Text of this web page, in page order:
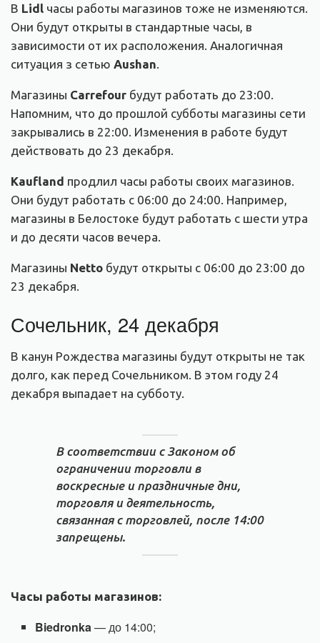
В Lidl часы работы магазинов тоже не изменяются.
Они будут открыты в стандартные часы, в
зависимости от их расположения. Аналогичная
ситуация з сетью Aushan.
Магазины Carrefour будут работать до 23:00.
Напомним, что до прошлой субботы магазины сети
закрывались в 22:00. Изменения в работе будут
действовать до 23 декабря.
Kaufland продлил часы работы своих магазинов.
Они будут работать с 06:00 до 24:00. Например,
магазины в Белостоке будут работать с шести утра
и до десяти часов вечера.
Магазины Netto будут открыты с 06:00 до 23:00 до
23 декабря.
Сочельник, 24 декабря
В канун Рождества магазины будут открыты не так
долго, как перед Сочельником. В этом году 24
декабря выпадает на субботу.
В соответствии с Законом об
ограничении торговли в
воскресные и праздничные дни,
торговля и деятельность,
связанная с торговлей, после 14:00
запрещены.
Часы работы магазинов:
Biedronka— до 14:00;